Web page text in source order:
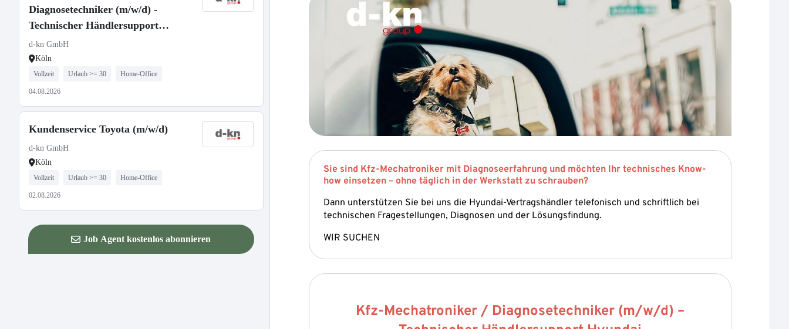
Diagnosetechniker (m/w/d) -
Technischer Händlersupport
Hyundai
d-kn GmbH
Köln
Vollzeit Urlaub >= 30 Home-Office
04.08.2026
Kundenservice Toyota (m/w/d)
d-kn GmbH
Köln
Vollzeit Urlaub >= 30 Home-Office
02.08.2026
Job Agent kostenlos abonnieren